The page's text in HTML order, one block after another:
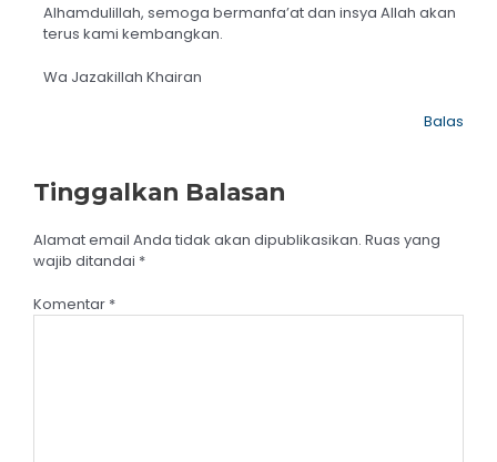
Alhamdulillah, semoga bermanfa’at dan insya Allah akan
terus kami kembangkan.
Wa Jazakillah Khairan
Balas
Tinggalkan Balasan
Alamat email Anda tidak akan dipublikasikan. Ruas yang
wajib ditandai *
Komentar *